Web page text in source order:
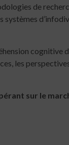
de
systèmes
les
sur le